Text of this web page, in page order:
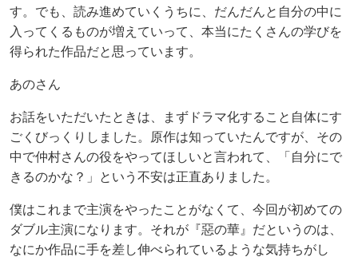
す。でも、読み進めていくうちに、だんだんと自分の中に
入ってくるものが増えていって、本当にたくさんの学びを
得られた作品だと思っています。
あのさん
お話をいただいたときは、まずドラマ化すること自体にす
ごくびっくりしました。原作は知っていたんですが、その
中で仲村さんの役をやってほしいと言われて、「自分にで
きるのかな？」という不安は正直ありました。
僕はこれまで主演をやったことがなくて、今回が初めての
ダブル主演になります。それが『惡の華』だというのは、
なにか作品に手を差し伸べられているような気持ちがし